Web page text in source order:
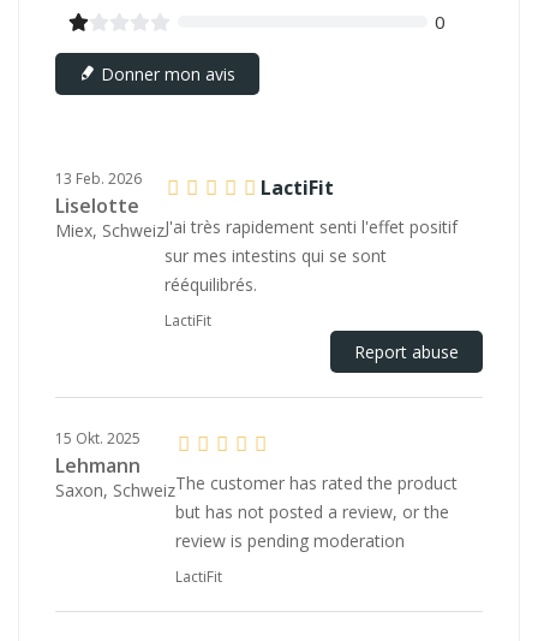
 0
Donner mon avis
13 Feb. 2026
Liselotte
Miex, Schweiz
LactiFit
J'ai très rapidement senti l'effet positif
sur mes intestins qui se sont
rééquilibrés.
LactiFit
Report abuse
15 Okt. 2025
Lehmann
Saxon, SchweizThe customer has rated the product
but has not posted a review, or the
review is pending moderation
LactiFit